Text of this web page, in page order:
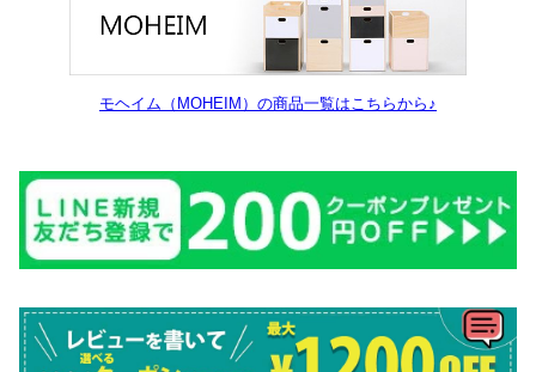
モヘイム（MOHEIM）の商品一覧はこちらから♪